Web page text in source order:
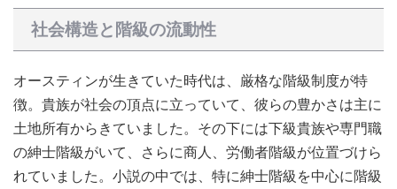
社会構造と階級の流動性
オースティンが生きていた時代は、厳格な階級制度が特
徴。貴族が社会の頂点に立っていて、彼らの豊かさは主に
土地所有からきていました。その下には下級貴族や専門職
の紳士階級がいて、さらに商人、労働者階級が位置づけら
れていました。小説の中では、特に紳士階級を中心に階級